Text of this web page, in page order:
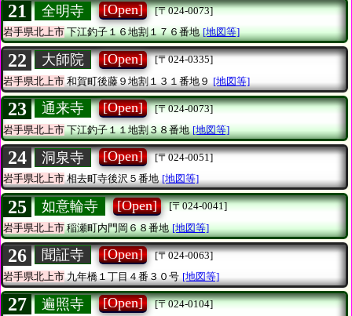
21 全明寺 [Open]
[〒024-0073]
岩手県北上市下江釣子１６地割１７６番地 [地図等]
22 大師院 [Open]
[〒024-0335]
岩手県北上市 和賀町後藤９地割１３１番地９ [地図等]
23 通来寺 [Open]
[〒024-0073]
岩手県北上市下江釣子１１地割３８番地 [地図等]
24 洞泉寺 [Open]
[〒024-0051]
岩手県北上市相去町寺後沢５番地 [地図等]
25 如意輪寺 [Open]
[〒024-0041]
岩手県北上市稲瀬町内門岡６８番地 [地図等]
26 聞証寺 [Open]
[〒024-0063]
岩手県北上市 九年橋１丁目４番３０号 [地図等]
27 遍照寺 [Open]
[〒024-0104]